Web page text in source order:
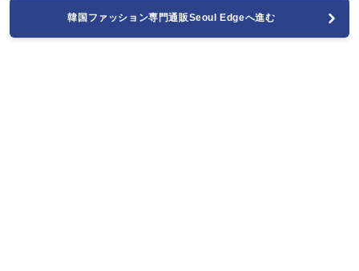
韓国ファッション専門通販Seoul Edgeへ進む